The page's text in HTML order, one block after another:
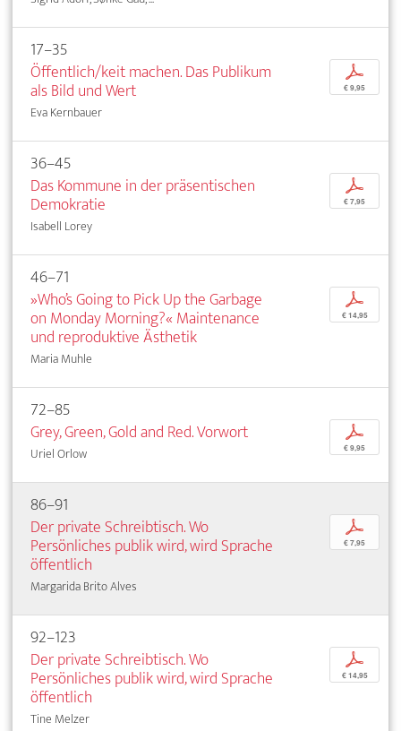
17–35
Öffentlich/keit machen. Das Publikum
als Bild und Wert
Eva Kernbauer
p
€ 9,95
36–45
Das Kommune in der präsentischen
Demokratie
Isabell Lorey
p
€ 7,95
46–71
»Who’s Going to Pick Up the Garbage
on Monday Morning?« Maintenance
und reproduktive Ästhetik
Maria Muhle
p
€ 14,95
72–85
Grey, Green, Gold and Red. Vorwort
Uriel Orlow
p
€ 9,95
86–91
Der private Schreibtisch. Wo
Persönliches publik wird, wird Sprache
öffentlich
Margarida Brito Alves
p
€ 7,95
92–123
Der private Schreibtisch. Wo
Persönliches publik wird, wird Sprache
öffentlich
Tine Melzer
p
€ 14,95